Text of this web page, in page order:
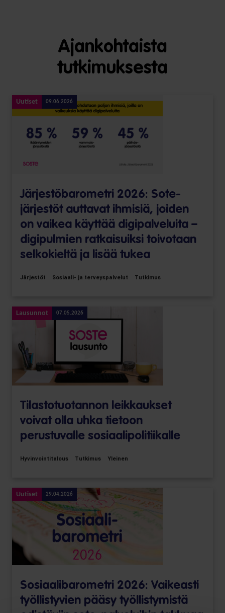
Ajankohtaista
tutkimuksesta
Uutiset 09.06.2026
Järjestöbarometri 2026: Sote-
järjestöt auttavat ihmisiä, joiden
on vaikea käyttää digipalveluita –
digipulmien ratkaisuiksi toivotaan
selkokieltä ja lisää tukea
Järjestöt Sosiaali- ja terveyspalvelut Tutkimus
Lausunnot 07.05.2026
Tilastotuotannon leikkaukset
voivat olla uhka tietoon
perustuvalle sosiaalipolitiikalle
Hyvinvointitalous Tutkimus Yleinen
Uutiset 29.04.2026
Sosiaali­barometri 2026: Vaikeasti
työllistyvien pääsy työllistymistä